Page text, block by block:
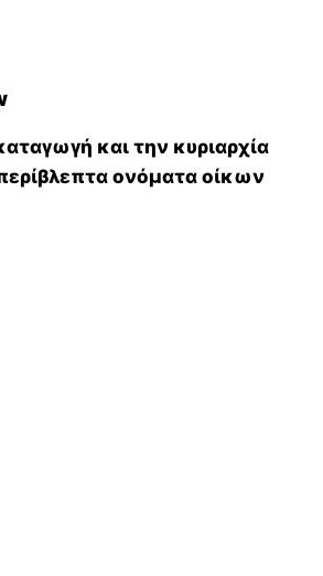
και την κυριαρχία
ονόματα οίκων